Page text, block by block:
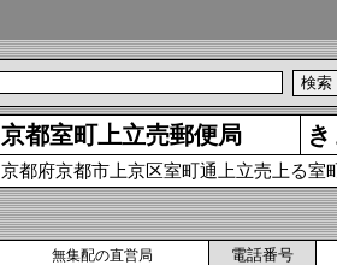
京都室町上立売郵便局
京都府京都市上京区室町通上立売上る室
無集配の直営局 電話番号